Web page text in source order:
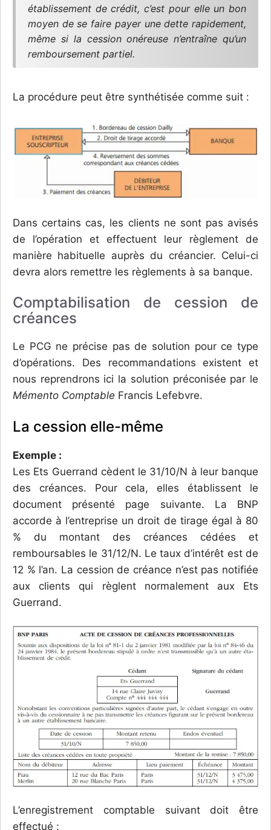
établissement de crédit, c’est pour elle un bon
moyen de se faire payer une dette rapidement,
même si la cession onéreuse n’entraîne qu’un
remboursement partiel.
La procédure peut être synthétisée comme suit :
Dans certains cas, les clients ne sont pas avisés
de l’opération et effectuent leur règlement de
manière habituelle auprès du créancier. Celui-ci
devra alors remettre les règlements à sa banque.
Comptabilisation de cession de
créances
Le PCG ne précise pas de solution pour ce type
d’opérations. Des recommandations existent et
nous reprendrons ici la solution préconisée par le
Mémento Comptable Francis Lefebvre.
La cession elle-même
Exemple :
Les Ets Guerrand cèdent le 31/10/N à leur banque
des créances. Pour cela, elles établissent le
document présenté page suivante. La BNP
accorde à l’entreprise un droit de tirage égal à 80
% du montant des créances cédées et
remboursables le 31/12/N. Le taux d’intérêt est de
12 % l’an. La cession de créance n’est pas notifiée
aux clients qui règlent normalement aux Ets
Guerrand.
L’enregistrement comptable suivant doit être
effectué :